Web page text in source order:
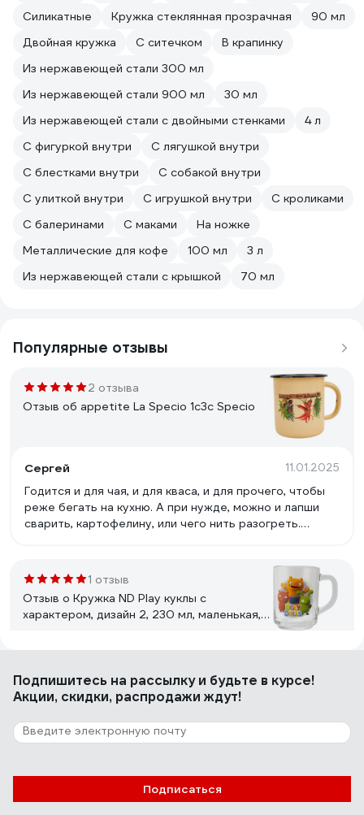
Силикатные
Кружка стеклянная прозрачная
90 мл
Двойная кружка
С ситечком
В крапинку
Из нержавеющей стали 300 мл
Из нержавеющей стали 900 мл
30 мл
Из нержавеющей стали с двойными стенками
4 л
С фигуркой внутри
С лягушкой внутри
С блестками внутри
С собакой внутри
С улиткой внутри
С игрушкой внутри
С кроликами
С балеринами
С маками
На ножке
Металлические для кофе
100 мл
3 л
Из нержавеющей стали с крышкой
70 мл
Популярные отзывы
2 отзыва
Отзыв об appetite La Specio 1с3с Specio
Сергей 11.01.2025
Годится и для чая, и для кваса, и для прочего, чтобы
реже бегать на кухню. А при нужде, можно и лапши
сварить, картофелину, или чего нить разогреть.
1 отзыв
Отзыв о Кружка ND Play куклы с
характером, дизайн 2, 230 мл, маленькая,
++
3 отзыва
LINEA 350 мл, LOVELY ANIMALS-1, 30-
Подпишитесь на рассылкуи будьте в курсе!
Акции, скидки, распродажи ждут!
Подписаться